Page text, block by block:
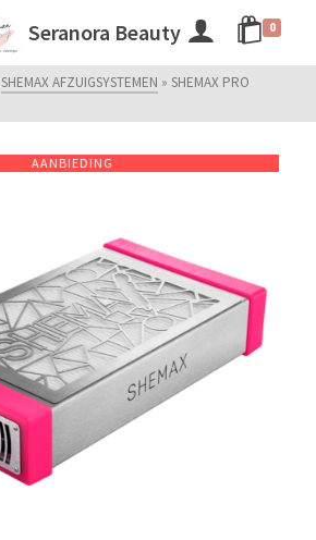
Seranora Beauty 0
SHEMAX AFZUIGSYSTEMEN » SHEMAX PRO
AANBIEDING